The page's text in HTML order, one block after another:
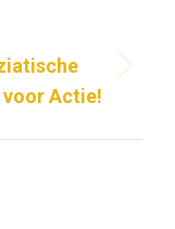
Actie!